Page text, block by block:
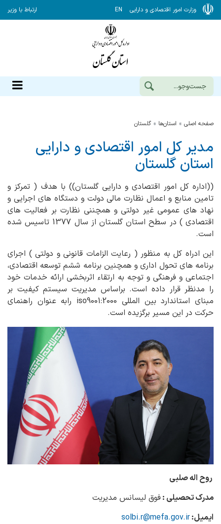
وزارت امور اقتصادی و دارایی EN ارتباط با وزیر
صفحه اصلی استان‌ها گلستان
مدیر کل امور اقتصادی و دارایی
استان گلستان
((اداره کل امور اقتصادی و دارایی گلستان)) با هدف ( تمرکز و
تامین منابع و اعمال نظارت مالی دولت و دستگاه های اجرایی و
نهاد های عمومی غیر دولتی و همچننی نظارت بر فعالیت های
اقتصادی ) در سطح استان گلستان از سال 1377 تاسیس شده
است.
این ادراه کل به منظور ( رعایت الزامات قانونی و دولتی ) اجرای
برنامه های تحول اداری و همچنین برنامه ششم توسعه اقتصادی،
اجتماعی و فرهنگی و توجه به ارتقاء اثربخشی ارائه خدمات خود
را مدنظر قرار داده است. براساس مدیریت سیستم کیفیت بر
مبنای استاندارد بین المللی iso9001:2000 رابه عنوان راهنمای
حرکت در این مسیر برگزیده است.
روح اله صلبی
مدرک تحصیلی :فوق لیسانس مدیریت
ایمیل:solbi.r@mefa.gov.ir